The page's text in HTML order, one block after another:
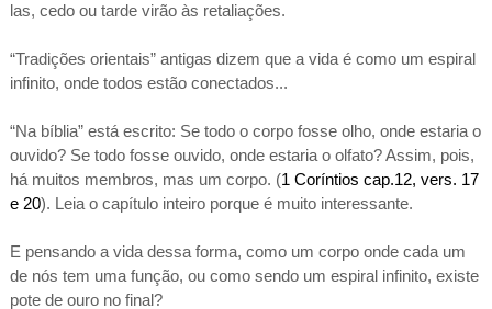
las, cedo ou tarde virão às retaliações.
“Tradições orientais” antigas dizem que a vida é como um espiral
infinito, onde todos estão conectados...
“Na bíblia” está escrito: Se todo o corpo fosse olho, onde estaria o
ouvido? Se todo fosse ouvido, onde estaria o olfato? Assim, pois,
há muitos membros, mas um corpo. (1 Coríntios cap.12, vers. 17
e 20). Leia o capítulo inteiro porque é muito interessante.
E pensando a vida dessa forma, como um corpo onde cada um
de nós tem uma função, ou como sendo um espiral infinito, existe
pote de ouro no final?